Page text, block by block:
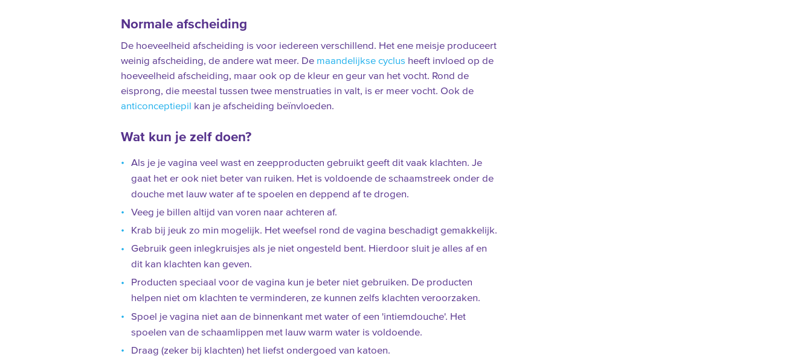
Normale afscheiding
De hoeveelheid afscheiding is voor iedereen verschillend. Het ene meisje produceert
weinig afscheiding, de andere wat meer. De maandelijkse cyclus heeft invloed op de
hoeveelheid afscheiding, maar ook op de kleur en geur van het vocht. Rond de
eisprong, die meestal tussen twee menstruaties in valt, is er meer vocht. Ook de
anticonceptiepil
kan je afscheiding beïnvloeden.
Wat kun je zelf doen?
Als je je vagina veel wast en zeepproducten gebruikt geeft dit vaak klachten. Je
gaat het er ook niet beter van ruiken. Het is voldoende de schaamstreek onder de
douche met lauw water af te spoelen en deppend af te drogen.
Veeg je billen altijd van voren naar achteren af.
Krab bij jeuk zo min mogelijk. Het weefsel rond de vagina beschadigt gemakkelijk.
Gebruik geen inlegkruisjes als je niet ongesteld bent. Hierdoor sluit je alles af en
dit kan klachten kan geven.
Producten speciaal voor de vagina kun je beter niet gebruiken. De producten
helpen niet om klachten te verminderen, ze kunnen zelfs klachten veroorzaken.
Spoel je vagina niet aan de binnenkant met water of een 'intiemdouche'. Het
spoelen van de schaamlippen met lauw warm water is voldoende.
Draag (zeker bij klachten) het liefst ondergoed van katoen.